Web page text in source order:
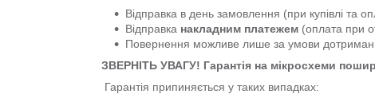
Відправка в день замовлення (при купівлі та
Відправка накладним платежем (оплата при
Повернення можливе лише за умови
ЗВЕРНІТЬ УВАГУ! Гарантія на мікросхеми
Гарантія припиняється у таких випадках: